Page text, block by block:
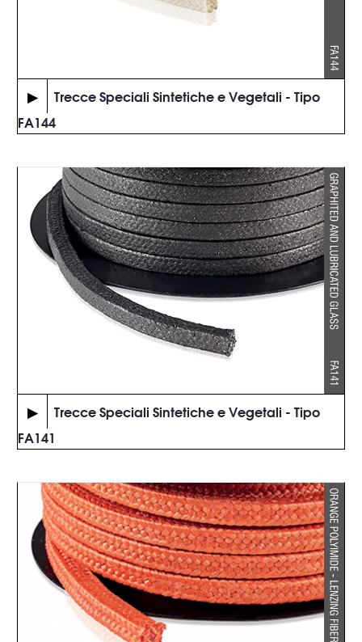
▶
Trecce Speciali Sintetiche e Vegetali - Tipo
FA144
▶
Trecce Speciali Sintetiche e Vegetali - Tipo
FA141